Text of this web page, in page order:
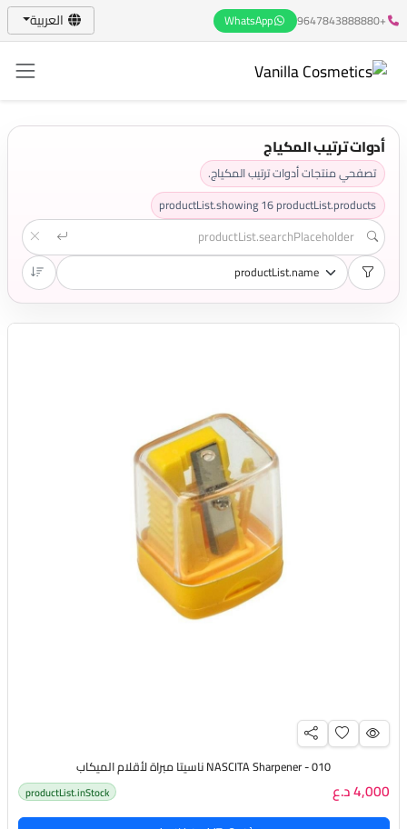
+9647843888880
WhatsApp العربية
أدوات ترتيب المكياج
تصفحي منتجات أدوات ترتيب المكياج.
productList.showing16productList.products
NASCITA Sharpener - 010 ناسيتا مبراة لأقلام الميكاب
4,000 د.ع productList.inStock